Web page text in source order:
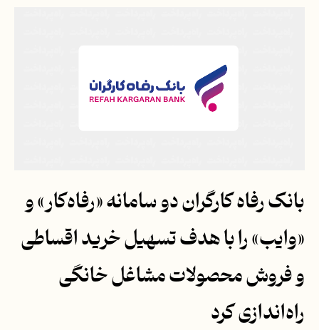
بانک رفاه کارگران دو سامانه «رفاه‌کار» و
«وایب» را با هدف تسهیل خرید اقساطی
و فروش محصولات مشاغل خانگی
راه‌اندازی کرد